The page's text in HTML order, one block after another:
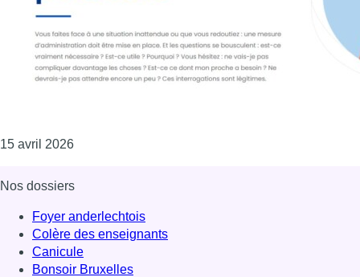
15 avril 2026Consulter l'article "De plus en plus de personnes
Nos dossiers
Foyer anderlechtois
Colère des enseignants
Canicule
Bonsoir Bruxelles